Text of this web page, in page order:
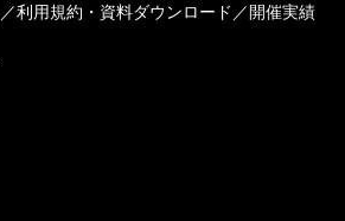
利用規約・資料ダウンロード 開催実績